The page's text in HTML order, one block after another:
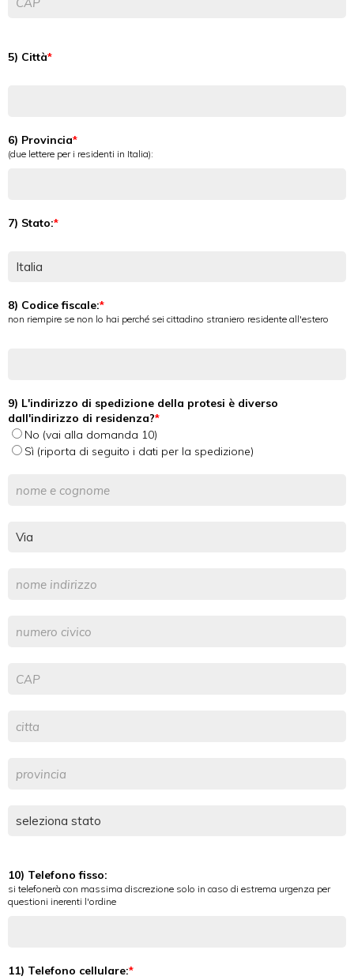
5) Città
6) Provincia
(due lettere per i residenti in Italia):
7) Stato:
8) Codice fiscale:
non riempire se non lo hai perché sei cittadino straniero residente all'estero
9) L'indirizzo di spedizione della protesi è diverso
dall'indirizzo di residenza?
No (vai alla domanda 10)
Sì (riporta di seguito i dati per la spedizione)
10) Telefono fisso:
si telefonerà con massima discrezione solo in caso di estrema urgenza per
questioni inerenti l'ordine
11) Telefono cellulare: